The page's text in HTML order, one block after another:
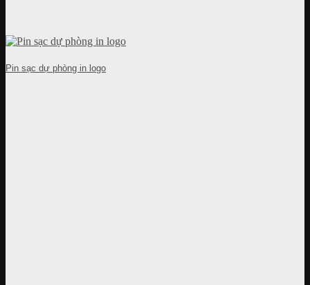
Pin sạc dự phòng in logo